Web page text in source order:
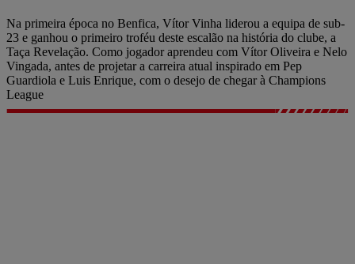
Na primeira época no Benfica, Vítor Vinha liderou a equipa de sub-
23 e ganhou o primeiro troféu deste escalão na história do clube, a
Taça Revelação. Como jogador aprendeu com Vítor Oliveira e Nelo
Vingada, antes de projetar a carreira atual inspirado em Pep
Guardiola e Luis Enrique, com o desejo de chegar à Champions
League